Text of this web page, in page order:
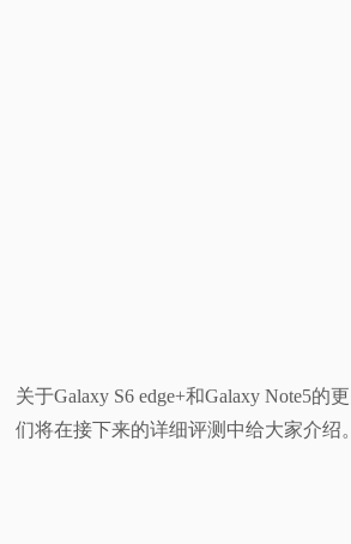
关于Galaxy S6 edge+和Galaxy Note5的
们将在接下来的详细评测中给大家介绍。